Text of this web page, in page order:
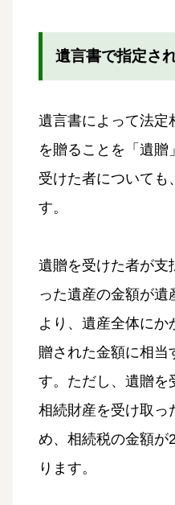
遺言書で指定さ
遺言書によって法定
を贈ることを「遺贈
受けた者についても
す。
遺贈を受けた者が支
った遺産の金額が遺
より、遺産全体にか
贈された金額に相当
す。ただし、遺贈を
相続財産を受け取っ
め、相続税の金額が
ります。